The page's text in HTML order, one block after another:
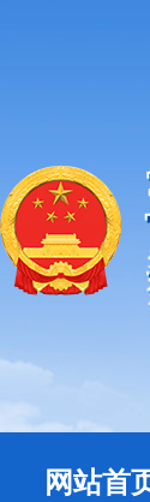
网站首